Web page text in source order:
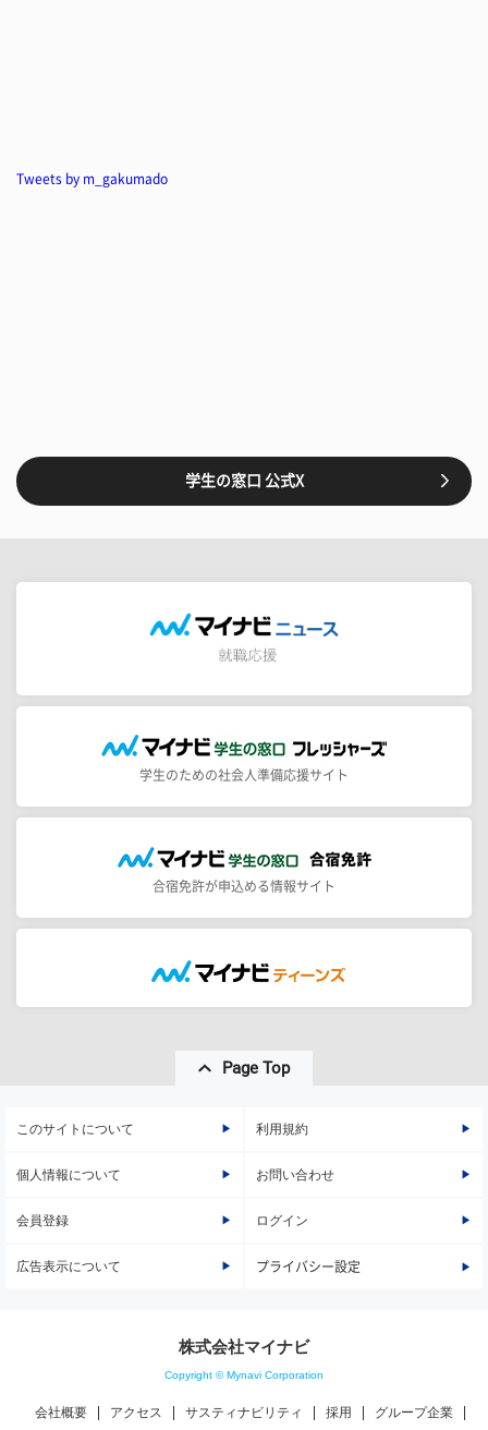
Tweets by m_gakumado
学生の窓口 公式X
学生のための社会人準備応援サイト
合宿免許が申込める情報サイト
Page Top
このサイトについて 利用規約
個人情報について お問い合わせ
会員登録 ログイン
広告表示について プライバシー設定
株式会社マイナビ
Copyright © Mynavi Corporation
会社概要 アクセス サスティナビリティ 採用 グループ企業